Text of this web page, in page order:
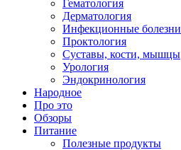
Гематология
Дерматология
Инфекционные болезни
Проктология
Суставы, кости, мышцы
Урология
Эндокринология
Народное
Про это
Обзоры
Питание
Полезные продукты